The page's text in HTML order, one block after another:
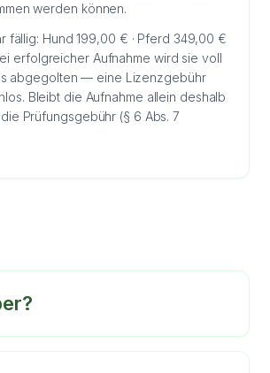
werden können.
Hund 199,00 € · Pferd 349,00 €
erfolgreicher Aufnahme wird sie voll
abgegolten — eine Lizenzgebühr
Bleibt die Aufnahme allein deshalb
Prüfungsgebühr (§ 6 Abs. 7